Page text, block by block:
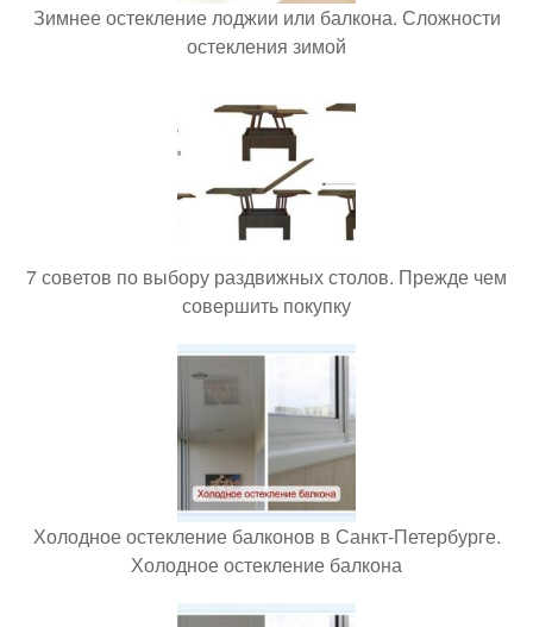
Зимнее остекление лоджии или балкона. Сложности
остекления зимой
7 советов по выбору раздвижных столов. Прежде чем
совершить покупку
Холодное остекление балконов в Санкт-Петербурге.
Холодное остекление балкона